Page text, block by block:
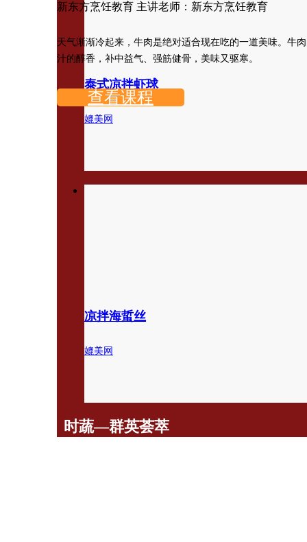
新东方烹饪教育 主讲老师：新东方烹饪教育
天气渐渐冷起来，牛肉是绝对适合现在吃的一道美味。牛
汁的醇香，补中益气、强筋健骨，美味又驱寒。
查看课程
泰式凉拌虾球
媲美网
凉拌海蜇丝
媲美网
时蔬—群英荟萃